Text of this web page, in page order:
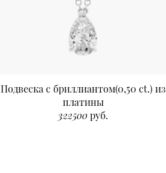
Подвеска с бриллиантом(0,50 ct.) из
платины
322500руб.